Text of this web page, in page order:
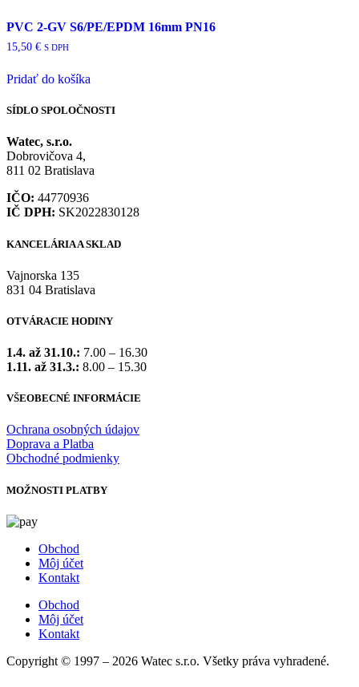
PVC 2-GV S6/PE/EPDM 16mm PN16
15,50 € S DPH
Pridať do košíka
SÍDLO SPOLOČNOSTI
Watec, s.r.o.
Dobrovičova 4,
811 02 Bratislava
IČO: 44770936
IČ DPH: SK2022830128
KANCELÁRIA A SKLAD
Vajnorska 135
831 04 Bratislava
OTVÁRACIE HODINY
1.4. až 31.10.: 7.00 – 16.30
1.11. až 31.3.: 8.00 – 15.30
VŠEOBECNÉ INFORMÁCIE
Ochrana osobných údajov
Doprava a Platba
Obchodné podmienky
MOŽNOSTI PLATBY
Obchod
Môj účet
Kontakt
Obchod
Môj účet
Kontakt
Copyright © 1997 – 2026 Watec s.r.o. Všetky práva vyhradené.